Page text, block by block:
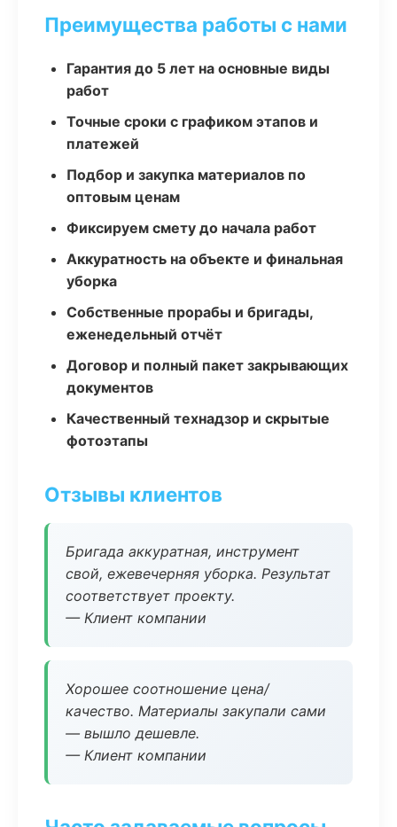
Преимущества работы с нами
Гарантия до 5 лет на основные виды
работ
Точные сроки с графиком этапов и
платежей
Подбор и закупка материалов по
оптовым ценам
Фиксируем смету до начала работ
Аккуратность на объекте и финальная
уборка
Собственные прорабы и бригады,
еженедельный отчёт
Договор и полный пакет закрывающих
документов
Качественный технадзор и скрытые
фотоэтапы
Отзывы клиентов
Бригада аккуратная, инструмент
свой, ежевечерняя уборка. Результат
соответствует проекту.
— Клиент компании
Хорошее соотношение цена/
качество. Материалы закупали сами
— вышло дешевле.
— Клиент компании